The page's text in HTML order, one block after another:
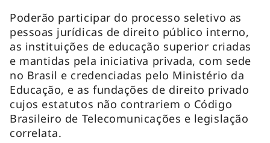
Poderão participar do processo seletivo as
pessoas jurídicas de direito público interno,
as instituições de educação superior criadas
e mantidas pela iniciativa privada, com sede
no Brasil e credenciadas pelo Ministério da
Educação, e as fundações de direito privado
cujos estatutos não contrariem o Código
Brasileiro de Telecomunicações e legislação
correlata.